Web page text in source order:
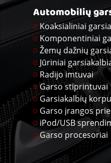
Automobilių
Koaksialiniai
Komponentiniai
Žemų dažnių
Jūriniai
Radijo imtuvai
Garso stiprintuvai
Garsiakalbių
Garso įrangos
iPod/USB
Garso procesoriai